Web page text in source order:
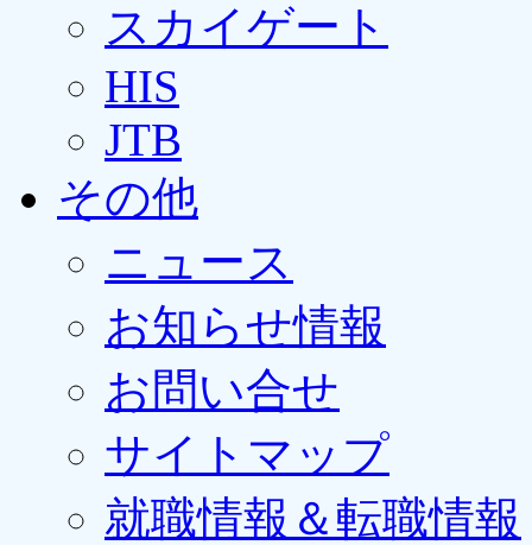
スカイゲート
HIS
JTB
その他
ニュース
お知らせ情報
お問い合せ
サイトマップ
就職情報＆転職情報